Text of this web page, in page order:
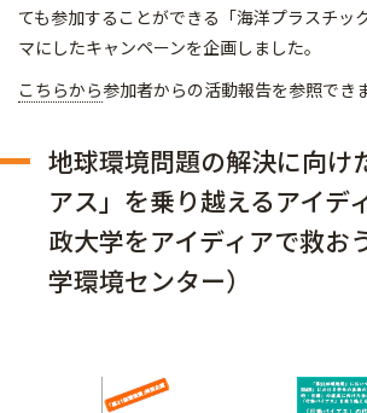
ても参加することができる「海洋プラスチッ
マにしたキャンペーンを企画しました。
こちらから参加者からの活動報告を参照できま
地球環境問題の解決に向け
アス」を乗り越えるアイデ
政大学をアイディアで救お
学環境センター）